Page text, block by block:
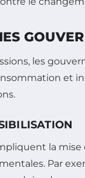
les
et
la
Par